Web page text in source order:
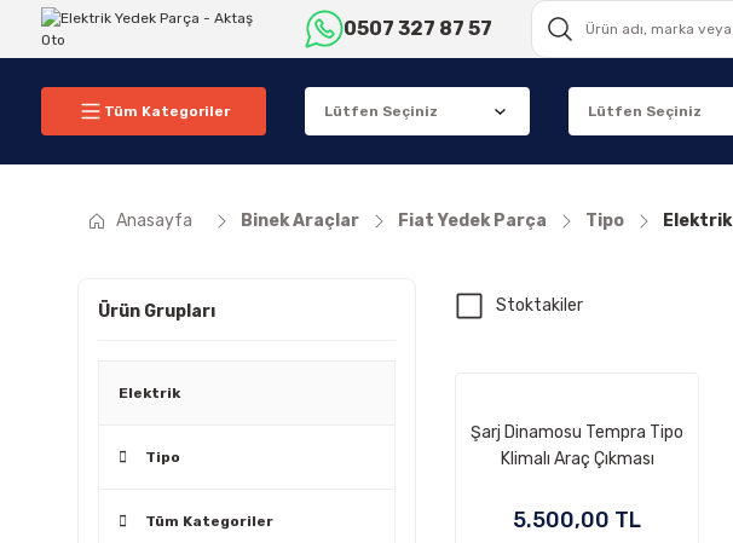
0507 327 87 57
Tüm Kategoriler
Anasayfa Binek Araçlar Fiat Yedek Parça Tipo Elektrik
Ürün Grupları
Elektrik
Tipo
Tüm Kategoriler
Stoktakiler
Şarj Dinamosu Tempra Tipo
Klimalı Araç Çıkması
5.500,00 TL